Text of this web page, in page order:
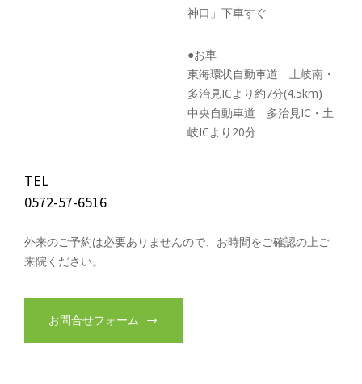
神口」下車すぐ
●お車
東海環状自動車道 土岐南・
多治見ICより約7分(4.5km)
中央自動車道 多治見IC・土
岐ICより20分
TEL
0572-57-6516
外来のご予約は必要ありませんので、お時間をご確認の上ご
来院ください。
お問合せフォーム